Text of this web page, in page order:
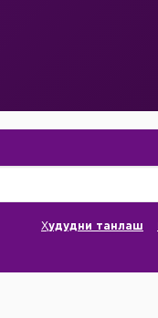
Ҳудудни танлаш